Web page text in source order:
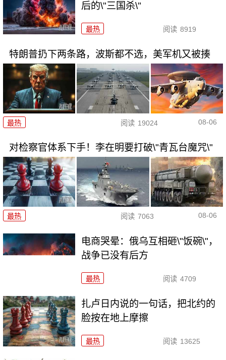
后的\"三国杀\"
最热 阅读 8919
特朗普扔下两条路，波斯都不选，美军机又被揍
最热 阅读 19024 08-06
对检察官体系下手！李在明要打破\"青瓦台魔咒\"
最热 阅读 7063 08-06
电商哭晕：俄乌互相砸\"饭碗\"，
战争已没有后方
最热 阅读 4709
扎卢日内说的一句话，把北约的
脸按在地上摩擦
最热 阅读 13625